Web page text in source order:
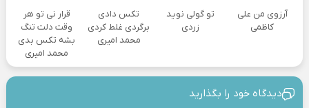
آرزوی من علی
کاظمی
تو گولی نوید
زردی
تکس دادی
برگردی غلط کردی
محمد امیری
قرار نی تو هر
وقت دلت تنگ
بشه تکس بدی
محمد امیری
دیدگاه خود را بگذارید